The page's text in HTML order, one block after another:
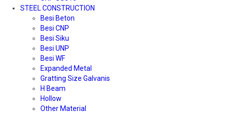
STEEL CONSTRUCTION
Besi Beton
Besi CNP
Besi Siku
Besi UNP
Besi WF
Expanded Metal
Gratting Size Galvanis
H Beam
Hollow
Other Material